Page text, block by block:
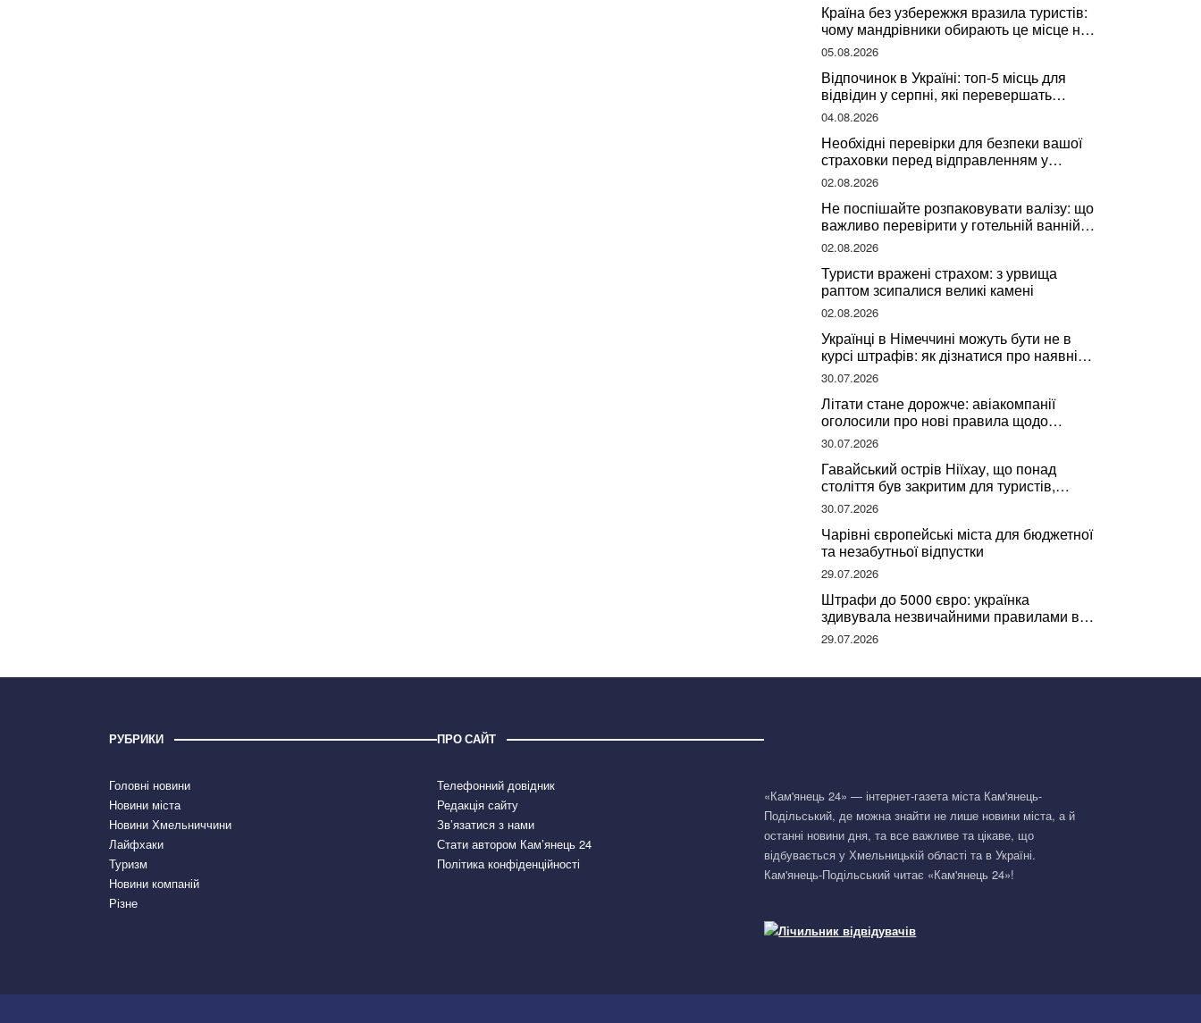
Країна без узбережжя вразила туристів:
чому мандрівники обирають це місце на
відпочинок
05.08.2026
Відпочинок в Україні: топ-5 місць для
відвідин у серпні, які перевершать
закордонні враження
04.08.2026
Необхідні перевірки для безпеки вашої
страховки перед відправленням у
подорож
02.08.2026
Не поспішайте розпаковувати валізу: що
важливо перевірити у готельній ванній
за словами досвідченої мандрівниці
02.08.2026
Туристи вражені страхом: з урвища
раптом зсипалися великі камені
02.08.2026
Українці в Німеччині можуть бути не в
курсі штрафів: як дізнатися про наявні
борги
30.07.2026
Літати стане дорожче: авіакомпанії
оголосили про нові правила щодо
вибору місць
30.07.2026
Гавайський острів Ніїхау, що понад
століття був закритим для туристів,
починає приймати перших відвідувачів
30.07.2026
Чарівні європейські міста для бюджетної
та незабутньої відпустки
29.07.2026
Штрафи до 5000 євро: українка
здивувала незвичайними правилами в
Німеччині та поділилася правдою
29.07.2026
РУБРИКИ
Головні новини
Новини міста
Новини Хмельниччини
Лайфхаки
Туризм
Новини компаній
Різне
ПРО САЙТ
Телефонний довідник
Редакція сайту
Зв’язатися з нами
Стати автором Кам’янець 24
Політика конфіденційності
«Кам'янець 24» — інтернет-газета міста Кам'янець-
Подільський, де можна знайти не лише новини міста, а й
останні новини дня, та все важливе та цікаве, що
відбувається у Хмельницькій області та в Україні.
Кам'янець-Подільський читає «Кам'янець 24»!